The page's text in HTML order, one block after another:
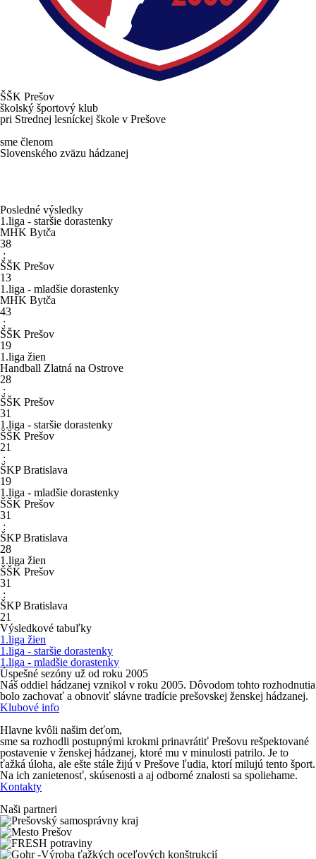
ŠŠK Prešov
školský športový klub
pri Strednej lesníckej škole v Prešove
sme členom
Slovenského zväzu hádzanej
Posledné výsledky
1.liga - staršie dorastenky
MHK Bytča
38
:
ŠŠK Prešov
13
1.liga - mladšie dorastenky
MHK Bytča
43
:
ŠŠK Prešov
19
1.liga žien
Handball Zlatná na Ostrove
28
:
ŠŠK Prešov
31
1.liga - staršie dorastenky
ŠŠK Prešov
21
:
ŠKP Bratislava
19
1.liga - mladšie dorastenky
ŠŠK Prešov
31
:
ŠKP Bratislava
28
1.liga žien
ŠŠK Prešov
31
:
ŠKP Bratislava
21
Výsledkové tabuľky
1.liga žien
1.liga - staršie dorastenky
1.liga - mladšie dorastenky
Úspešné sezóny už od roku 2005
Náš oddiel hádzanej vznikol v roku 2005. Dôvodom tohto rozhodnutia
bolo zachovať a obnoviť slávne tradície prešovskej ženskej hádzanej.
Klubové info
Hlavne kvôli našim deťom,
sme sa rozhodli postupnými krokmi prinavrátiť Prešovu rešpektované
postavenie v ženskej hádzanej, ktoré mu v minulosti patrilo. Je to
ťažká úloha, ale ešte stále žijú v Prešove ľudia, ktorí milujú tento šport.
Na ich zanietenosť, skúsenosti a aj odborné znalosti sa spoliehame.
Kontakty
Naši partneri